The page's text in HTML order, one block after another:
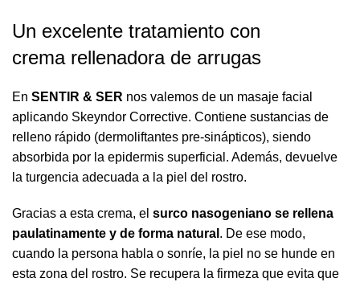
Un excelente tratamiento con
crema rellenadora de arrugas
En SENTIR & SER nos valemos de un masaje facial
aplicando Skeyndor Corrective. Contiene sustancias de
relleno rápido (dermoliftantes pre-sinápticos), siendo
absorbida por la epidermis superficial. Además, devuelve
la turgencia adecuada a la piel del rostro.
Gracias a esta crema, el surco nasogeniano se rellena
paulatinamente y de forma natural . De ese modo,
cuando la persona habla o sonríe, la piel no se hunde en
esta zona del rostro. Se recupera la firmeza que evita que